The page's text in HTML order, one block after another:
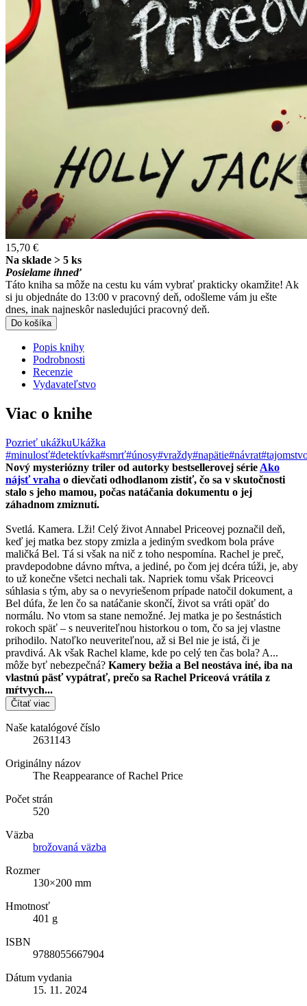
15,70 €
Na sklade > 5 ks
Posielame ihneď
Táto kniha sa môže na cestu ku vám vybrať prakticky okamžite! Ak
si ju objednáte do 13:00 v pracovný deň, odošleme vám ju ešte
dnes, inak najneskôr nasledujúci pracovný deň.
Do košíka
Popis knihy
Podrobnosti
Recenzie
Vydavateľstvo
Viac o knihe
Pozrieť ukážkuUkážka
#minulosť#detektívka#smrť#únosy#vraždy#napätie#návrat
Nový mysteriózny triler od autorky bestsellerovej série Ako
nájsť vraha o dievčati odhodlanom zistiť, čo sa v skutočnosti
stalo s jeho mamou, počas natáčania dokumentu o jej
záhadnom zmiznutí.
Svetlá. Kamera. Lži! Celý život Annabel Priceovej poznačil deň,
keď jej matka bez stopy zmizla a jediným svedkom bola práve
maličká Bel. Tá si však na nič z toho nespomína. Rachel je preč,
pravdepodobne dávno mŕtva, a jediné, po čom jej dcéra túži, je, aby
to už konečne všetci nechali tak. Napriek tomu však Priceovci
súhlasia s tým, aby sa o nevyriešenom prípade natočil dokument, a
Bel dúfa, že len čo sa natáčanie skončí, život sa vráti opäť do
normálu. No vtom sa stane nemožné. Jej matka je po šestnástich
rokoch späť – s neuveriteľnou historkou o tom, čo sa jej vlastne
prihodilo. Natoľko neuveriteľnou, až si Bel nie je istá, či je
pravdivá. Ak však Rachel klame, kde po celý ten čas bola? A...
môže byť nebezpečná? Kamery bežia a Bel neostáva iné, iba na
vlastnú päsť vypátrať, prečo sa Rachel Priceová vrátila z
mŕtvych...
Čítať viac
Naše katalógové číslo
2631143
Originálny názov
The Reappearance of Rachel Price
Počet strán
520
Väzba
brožovaná väzba
Rozmer
130×200 mm
Hmotnosť
401 g
ISBN
9788055667904
Dátum vydania
15. 11. 2024